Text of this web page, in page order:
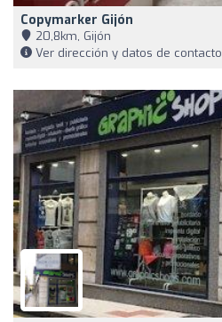
Copymarker Gijón
20,8km, Gijón
Ver dirección y datos de contacto